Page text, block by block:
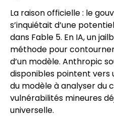
La raison officielle : le
s’inquiétait d’une
dans Fable 5. En IA, un
méthode pour
d’un modèle. Anthropic
disponibles pointent vers
du modèle à analyser du
vulnérabilités mineures
universelle.